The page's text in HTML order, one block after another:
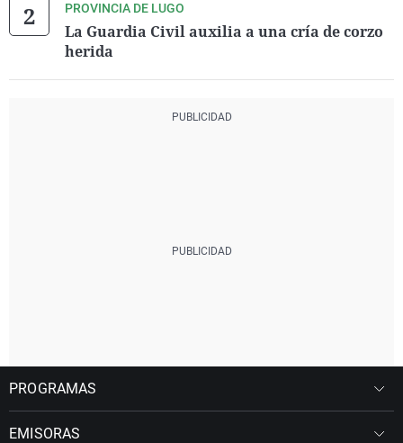
PROVINCIA DE LUGO
La Guardia Civil auxilia a una cría de corzo
herida
PROGRAMAS
EMISORAS